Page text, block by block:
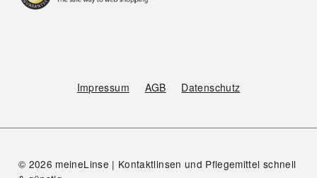
Impressum AGB Datenschutz
© 2026 meineLinse | Kontaktlinsen und Pflegemittel schnell